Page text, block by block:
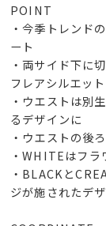
POINT
・今季トレンド
ート
・両サイド下に
フレアシルエッ
・ウエストは別
るデザインに
・ウエストの後
・WHITEはフラ
・BLACKと
ジが施されたデ